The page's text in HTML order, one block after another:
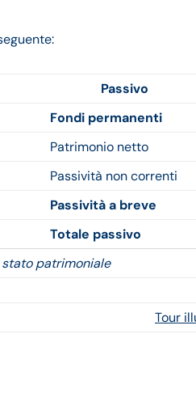
Passivo
Fondi permanenti
Patrimonio netto
Passività non correnti
Passività a breve
Totale passivo
patrimoniale
Tour